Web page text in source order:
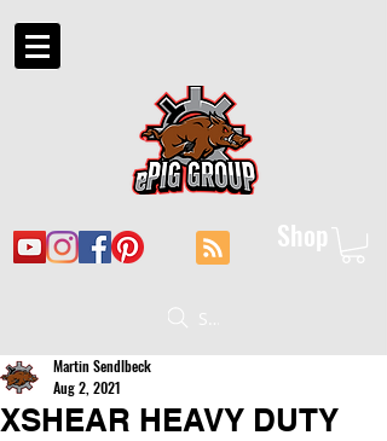
Shop
Suche
XSHEAR HEAVY DUTY
Martin Sendlbeck
Aug 2, 2021